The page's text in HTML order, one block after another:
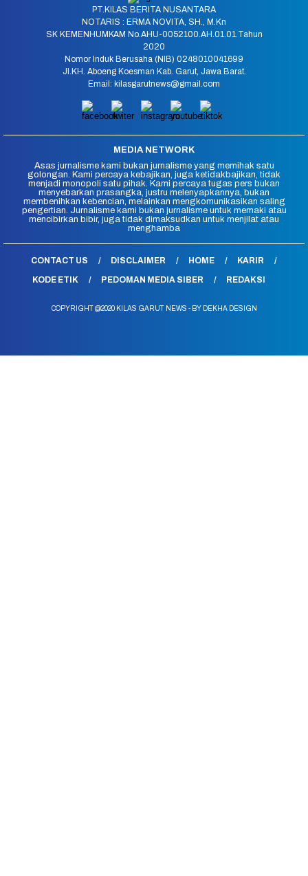
PT.KILAS BERITA NUSANTARA
NOTARIS : ERMA NOVITA, SH., M.Kn
SK KEMENHUMKAM No.AHU-0052100.AH.01.01.Tahun
2020
Nomor Induk Berusaha (NIB) 0248010041699
Jl.KH. Aboeng Koesman Kab. Garut, Jawa Barat.
Email: kilasgarutnews@gmail.com
MEDIA NETWORK
Asas jurnalisme kami bukan jurnalisme yang memihak satu
golongan. Kami percaya kebajikan, juga ketidakbajikan, tidak
menjadi monopoli satu pihak. Kami percaya tugas pers bukan
menyebarkan prasangka, justru melenyapkannya, bukan
membenihkan kebencian, melainkan mengkomunikasikan saling
pengertian. Jurnalisme kami bukan jurnalisme untuk memaki atau
mencibirkan bibir, juga tidak dimaksudkan untuk menjilat atau
menghamba
CONTACT US DISCLAIMER HOME
KARIR
KODE ETIK
PEDOMAN MEDIA SIBER REDAKSI
COPYRIGHT @2020 KILAS GARUT NEWS - BY DEKHA DESIGN